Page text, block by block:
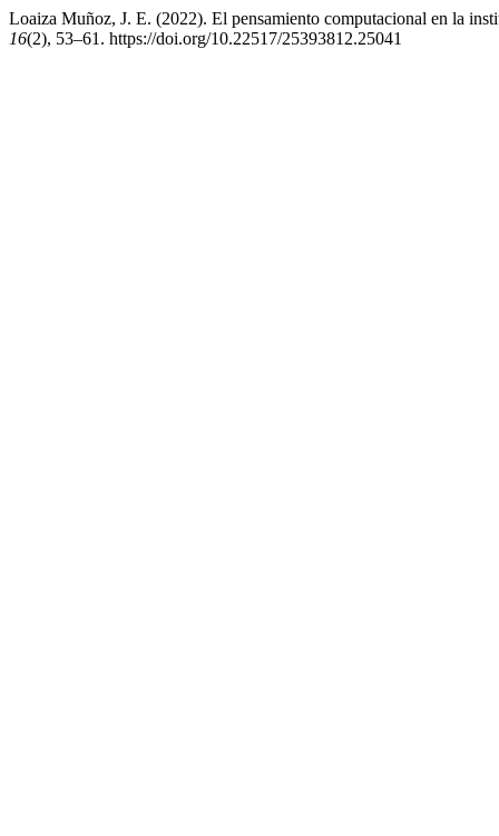
Loaiza Muñoz, J. E. (2022). El pensamiento computacional en la
16(2), 53–61. https://doi.org/10.22517/25393812.25041